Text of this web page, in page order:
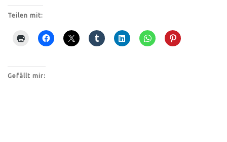
Teilen mit:
Gefällt mir: